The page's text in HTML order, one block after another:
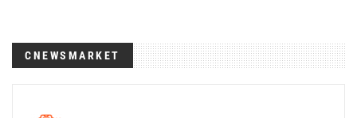
CNEWSMARKET